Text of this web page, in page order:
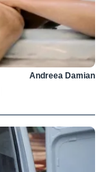
Andreea Damian